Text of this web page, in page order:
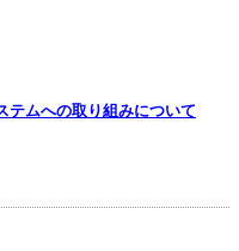
テムへの取り組みについて